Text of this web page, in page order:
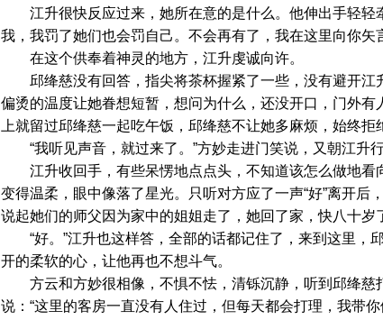
江升很快反应过来，她所在意的是什么。他伸出手轻轻
我，我罚了她们也会罚自己。不会再有了，我在这里向你矢
在这个供奉着神灵的地方，江升虔诚向许。
邱绛慈没有回答，指尖将茶杯握紧了一些，没有避开江
偏烫的温度让她眷想短暂，想问为什么，还没开口，门外
上就留过邱绛慈一起吃午饭，邱绛慈不让她多麻烦，始终拒
“我听见声音，就过来了。”方妙走进门笑说，又朝江升行
江升收回手，有些呆愣地点点头，不知道该怎么做地看
变得温柔，眼中像落了星光。只听对方应了一声“好”离开
说起她们的师父因为家中的姐姐走了，她回了家，快八十
“好。”江升也这样答，全部的话都记住了，来到这里，
开的柔软的心，让他再也不想斗气。
方云和方妙很相像，不惧不怯，清铄沉静，听到邱绛慈
说：“这里的客房一直没有人住过，但每天都会打理，我带你